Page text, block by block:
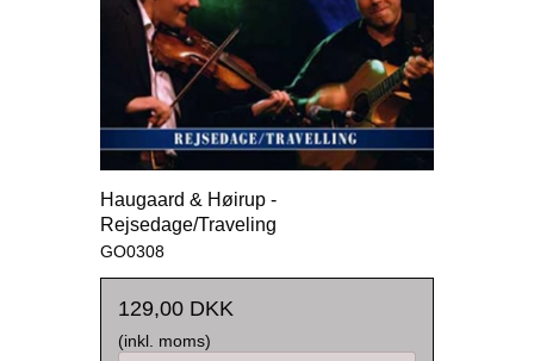
Haugaard & Høirup -
Rejsedage/Traveling
GO0308
129,00 DKK
(inkl. moms)